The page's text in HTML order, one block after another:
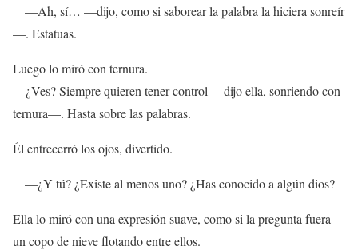
—Ah, sí… —dijo, como si saborear la palabra la hiciera sonreír
—. Estatuas.
Luego lo miró con ternura.
—¿Ves? Siempre quieren tener control —dijo ella, sonriendo con
ternura—. Hasta sobre las palabras.
Él entrecerró los ojos, divertido.
—¿Y tú? ¿Existe al menos uno? ¿Has conocido a algún dios?
Ella lo miró con una expresión suave, como si la pregunta fuera
un copo de nieve flotando entre ellos.